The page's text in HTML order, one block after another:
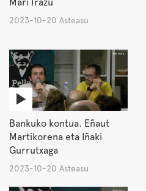
Mari Irazu
2023-10-20 Asteasu
Bankuko kontua. Eñaut
Martikorena eta Iñaki
Gurrutxaga
2023-10-20 Asteasu